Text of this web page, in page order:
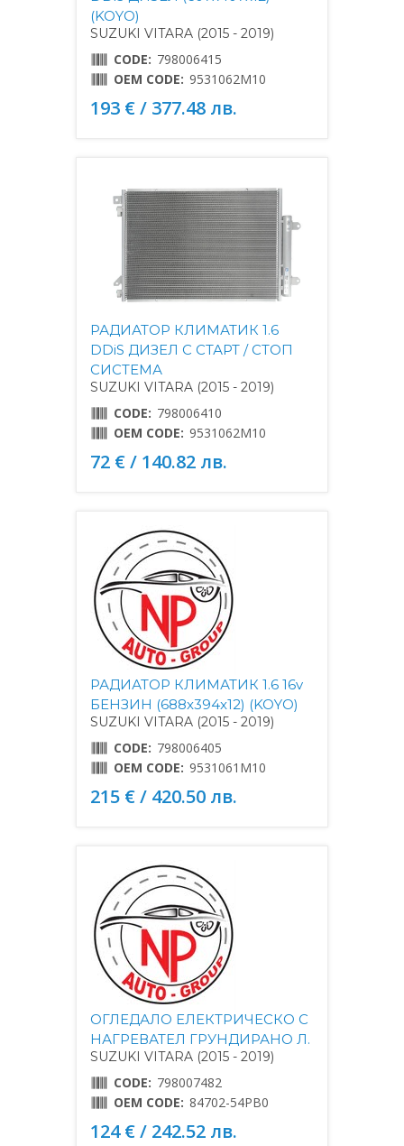
(KOYO)
SUZUKI VITARA (2015 - 2019)
CODE: 798006415
OEM CODE: 9531062M10
193 € / 377.48 лв.
РАДИАТОР КЛИМАТИК 1.6
DDiS ДИЗЕЛ С СТАРТ / СТОП
СИСТЕМА
SUZUKI VITARA (2015 - 2019)
CODE: 798006410
OEM CODE: 9531062M10
72 € / 140.82 лв.
РАДИАТОР КЛИМАТИК 1.6 16v
БЕНЗИН (688x394x12) (KOYO)
SUZUKI VITARA (2015 - 2019)
CODE: 798006405
OEM CODE: 9531061M10
215 € / 420.50 лв.
ОГЛЕДАЛО ЕЛЕКТРИЧЕСКО С
НАГРЕВАТЕЛ ГРУНДИРАНО Л.
SUZUKI VITARA (2015 - 2019)
CODE: 798007482
OEM CODE: 84702-54PB0
124 € / 242.52 лв.